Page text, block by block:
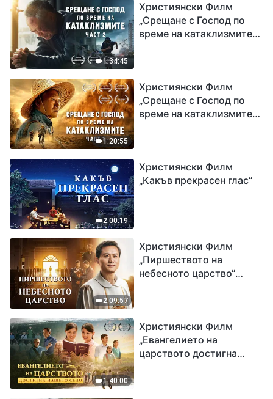
1:34:45
Християнски Филм
„Срещане с Господ по
време на катаклизмите“
1:20:55
Християнски Филм
„Срещане с Господ по
време на катаклизмите“
2:00:19
Християнски Филм
„Какъв прекрасен глас“
2:09:57
Християнски Филм
„Пиршеството на
небесното царство“
1:40:00
Християнски Филм
„Евангелието на
царството достигна